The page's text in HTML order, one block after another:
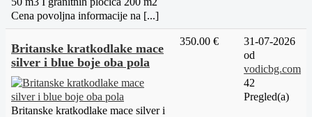
Cena povoljna informacije na [...]
Britanske kratkodlake mace
silver i blue boje oba pola
Britanske kratkodlake mace silver i
350.00 €
31-07-2026
od
vodicbg.com
42
Pregled(a)